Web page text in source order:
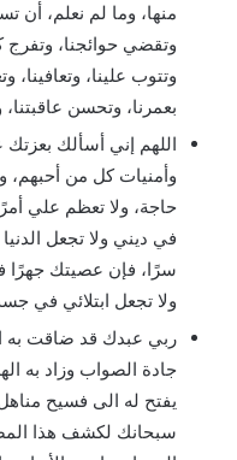
منها، وما لم نعلم، أن
وتقضي حوائجنا، وتفرج
وتتوب علينا، وتعافينا،
بعمرنا، وتحسن
اللهم إني أسألك
وأمنيات كل من أحبهم،
حاجة، ولا تعظم علي
في ديني ولا تجعل
سرًا، فإن عصيتك جهرًا
ولا تجعل ابتلائي في
ربي عبدك قد ضاقت به
جادة الصواب وزاد به
يفتح له الى فسيح
سبحانك لكشف هذا